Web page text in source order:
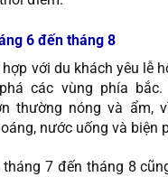
6 đến tháng 8
với du khách yêu lễ
các vùng phía
thường nóng và ẩm,
nước uống và biện
7 đến tháng 8